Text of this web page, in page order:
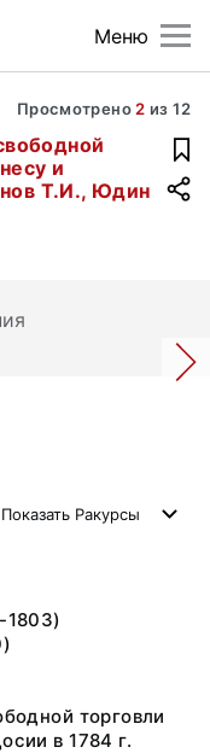
Меню
Просмотрено 2 из12
и
Т.И., Юдин
Показать Ракурсы
1803)
торговли
в 1784 г.